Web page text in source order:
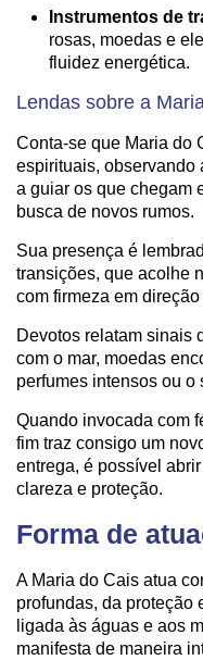
Instrumentos de
rosas, moedas e
fluidez energética.
Lendas sobre a
Conta-se que Maria do
espirituais, observando
a guiar os que chegam
busca de novos rumos.
Sua presença é
transições, que acolhe
com firmeza em
Devotos relatam sinais
com o mar, moedas
perfumes intensos ou o
Quando invocada com
fim traz consigo um
entrega, é possível
clareza e proteção.
Forma de
A Maria do Cais atua
profundas, da proteção
ligada às águas e aos
manifesta de maneira